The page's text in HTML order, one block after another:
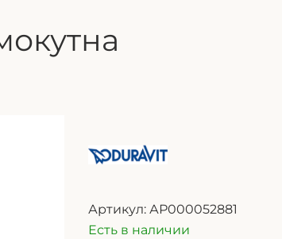
Артикул: АР000052881
Есть в наличии